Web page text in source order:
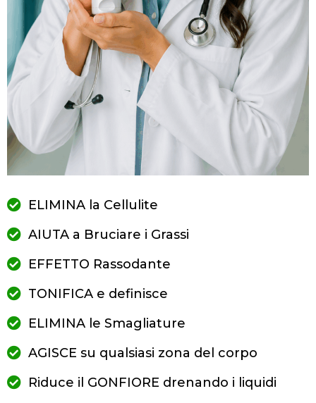
ELIMINA la Cellulite
AIUTA a Bruciare i Grassi
EFFETTO Rassodante
TONIFICA e definisce
ELIMINA le Smagliature
AGISCE su qualsiasi zona del corpo
Riduce il GONFIORE drenando i liquidi